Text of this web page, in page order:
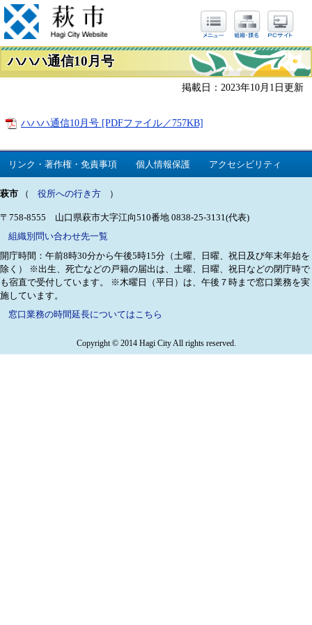
ハハハ通信10月号
掲載日：2023年10月1日更新
ハハハ通信10月号 [PDFファイル／757KB]
リンク・著作権・免責事項 個人情報保護 アクセシビリティ
萩市 （ 役所への行き方 ）
〒758-8555 山口県萩市大字江向510番地 0838-25-3131(代表)
組織別問い合わせ先一覧
開庁時間：午前8時30分から午後5時15分（土曜、日曜、祝日及び年末年始を
除く）
※出生、死亡などの戸籍の届出は、土曜、日曜、祝日などの閉庁時で
も宿直で受付しています。
※木曜日（平日）は、午後７時まで窓口業務を実
施しています。
窓口業務の時間延長についてはこちら
Copyright © 2014 Hagi City All rights reserved.